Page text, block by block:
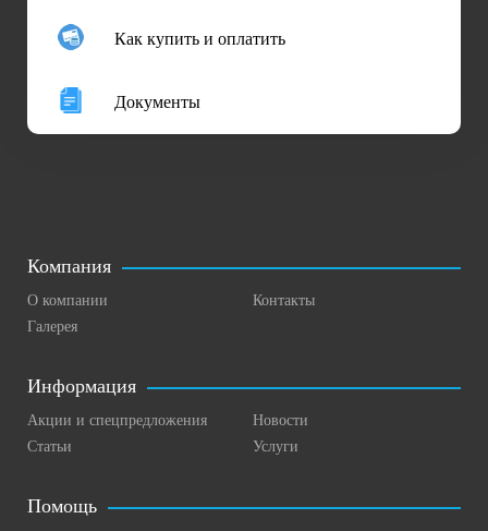
Как купить и оплатить
Документы
Компания
О компании
Галерея
Контакты
Информация
Акции и спецпредложения
Статьи
Новости
Услуги
Помощь